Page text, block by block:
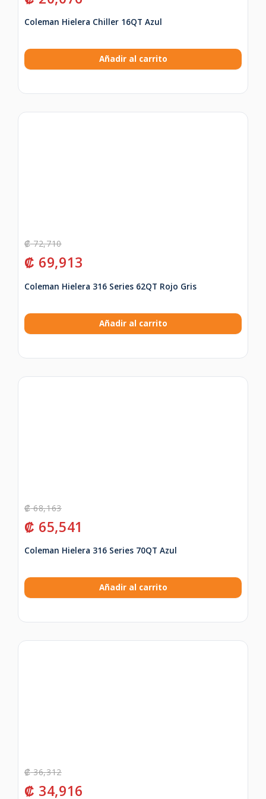
Coleman Hielera Chiller 16QT Azul
Añadir al carrito
₡72,710
₡ 69,913
Coleman Hielera 316 Series 62QT Rojo Gris
Añadir al carrito
₡68,163
₡ 65,541
Coleman Hielera 316 Series 70QT Azul
Añadir al carrito
₡36,312
₡ 34,916